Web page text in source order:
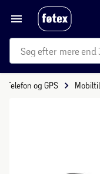
mere end
Telefon og GPS